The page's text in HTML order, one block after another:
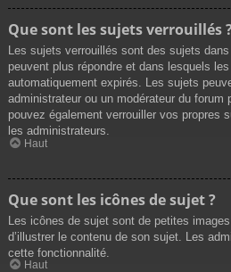
Que sont les sujets verrouillés ?
Les sujets verrouillés sont des sujets
peuvent plus répondre et dans lesquels
automatiquement expirés. Les sujets
administrateur ou un modérateur du forum
pouvez également verrouiller vos propres
les administrateurs.
Haut
Que sont les icônes de sujet ?
Les icônes de sujet sont de petites
d’illustrer le contenu de son sujet. Les
cette fonctionnalité.
Haut